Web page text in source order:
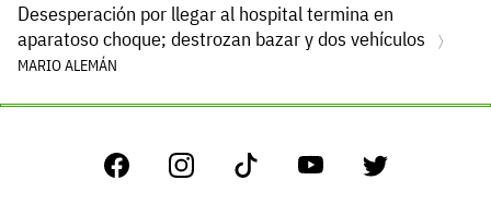
Desesperación por llegar al hospital termina en
aparatoso choque; destrozan bazar y dos vehículos
MARIO ALEMÁN